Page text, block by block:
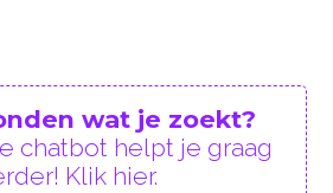
wat je zoekt?
chatbot helpt je graag
Klik hier.